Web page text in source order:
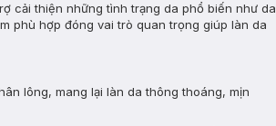
cải thiện những tình trạng da phổ biến như da
phù hợp đóng vai trò quan trọng giúp làn da
lông, mang lại làn da thông thoáng, mịn